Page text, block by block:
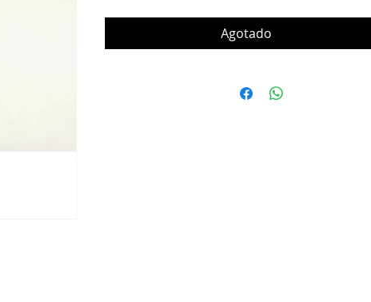
Agotado